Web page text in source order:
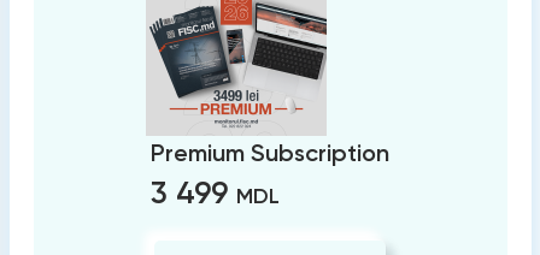
Premium Subscription
3 499 MDL